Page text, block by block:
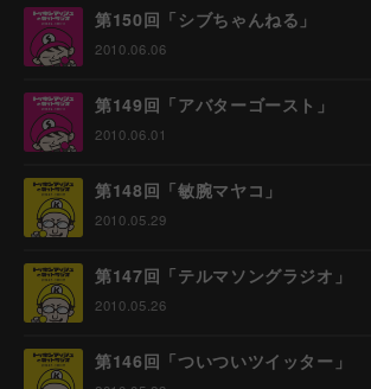
第150回「シブちゃんねる」
2010.06.06
第149回「アバターゴースト」
2010.06.01
第148回「敏腕マヤコ」
2010.05.29
第147回「テルマソングラジオ」
2010.05.26
第146回「ついついツイッター」